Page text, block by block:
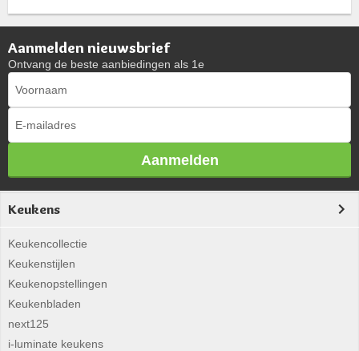
Aanmelden nieuwsbrief
Ontvang de beste aanbiedingen als 1e
Aanmelden
Keukens
Keukencollectie
Keukenstijlen
Keukenopstellingen
Keukenbladen
next125
i-luminate keukens